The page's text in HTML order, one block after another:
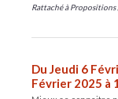
Rattaché à Propositions
Du Jeudi 6
Février 2025 à